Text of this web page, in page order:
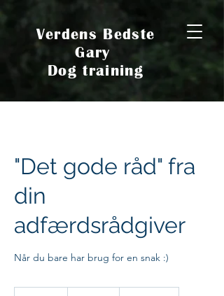
Verdens Bedste
Gary
Dog training
"Det gode råd" fra
din
adfærdsrådgiver
Når du bare har brug for en snak :)